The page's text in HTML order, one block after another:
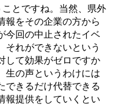
とですね。当然、県外
報をその企業の方から
今回の中止されたイベ
それができないという
して効果がゼロですか
生の声というわけには
できるだけ代替できる
報提供をしていくとい